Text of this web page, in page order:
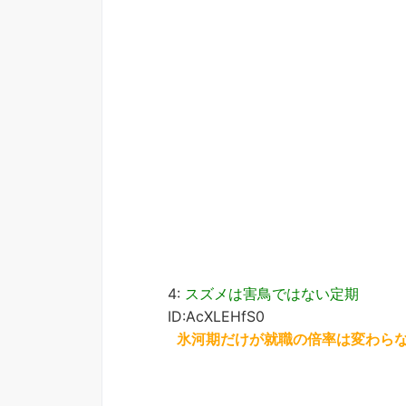
4: スズメは害鳥ではない定期
ID:AcXLEHfS0
氷河期だけが就職の倍率は変わら